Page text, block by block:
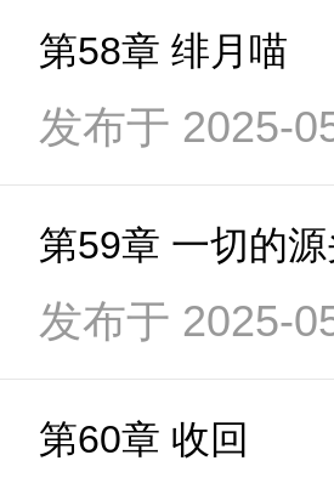
第58章 绯月喵
发布于 2025-
第59章 一切的
发布于 2025-
第60章 收回